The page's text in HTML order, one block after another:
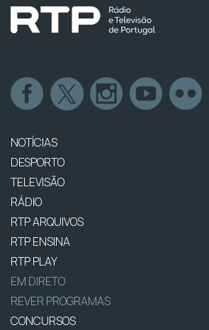
NOTÍCIAS
DESPORTO
TELEVISÃO
RÁDIO
RTP ARQUIVOS
RTP ENSINA
RTP PLAY
EM DIRETO
REVER PROGRAMAS
CONCURSOS